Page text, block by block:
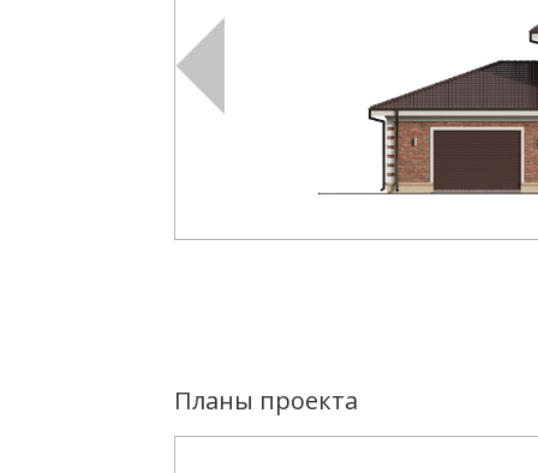
Планы проекта